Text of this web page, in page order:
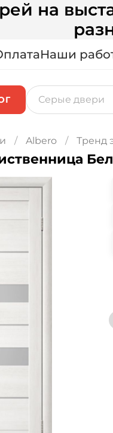
на
Наши
Albero Тренд
"Т-4"